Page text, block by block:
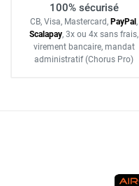
100% sécurisé
CB, Visa, Mastercard, PayPal ,
Scalapay, 3x ou 4x sans frais,
virement bancaire, mandat
administratif (Chorus Pro)